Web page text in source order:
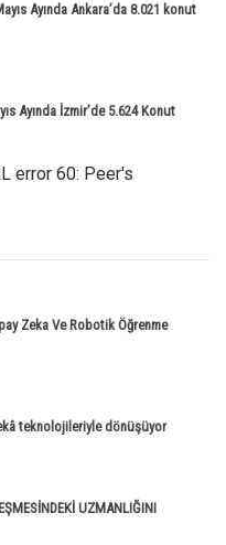
Ayında Ankara’da 8.021 konut
Ayında İzmir’de 5.624 Konut
error 60: Peer's
Zeka Ve Robotik Öğrenme
teknolojileriyle dönüşüyor
UZMANLIĞINI